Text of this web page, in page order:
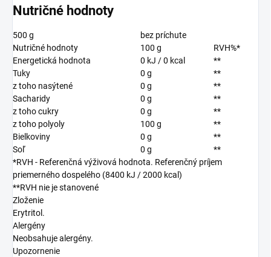
Nutričné hodnoty
500 g
bez príchute
Nutričné hodnoty
100 g
RVH%*
Energetická hodnota
0 kJ / 0 kcal
**
Tuky
0 g
**
z toho nasýtené
0 g
**
Sacharidy
0 g
**
z toho cukry
0 g
**
z toho polyoly
100 g
**
Bielkoviny
0 g
**
Soľ
0 g
**
*RVH - Referenčná výživová hodnota. Referenčný príjem
priemerného dospelého (8400 kJ / 2000 kcal)
**RVH nie je stanovené
Zloženie
Erytritol.
Alergény
Neobsahuje alergény.
Upozornenie